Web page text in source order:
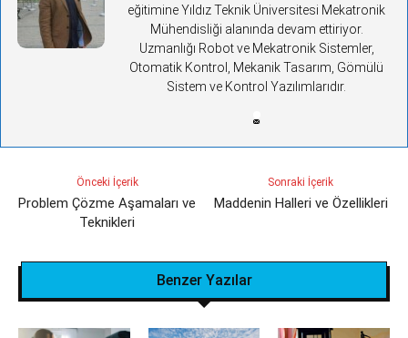
eğitimine Yıldız Teknik Üniversitesi Mekatronik
Mühendisliği alanında devam ettiriyor.
Uzmanlığı Robot ve Mekatronik Sistemler,
Otomatik Kontrol, Mekanik Tasarım, Gömülü
Sistem ve Kontrol Yazılımlarıdır.
Önceki İçerik
Problem Çözme Aşamaları ve
Teknikleri
Sonraki İçerik
Maddenin Halleri ve Özellikleri
Benzer Yazılar